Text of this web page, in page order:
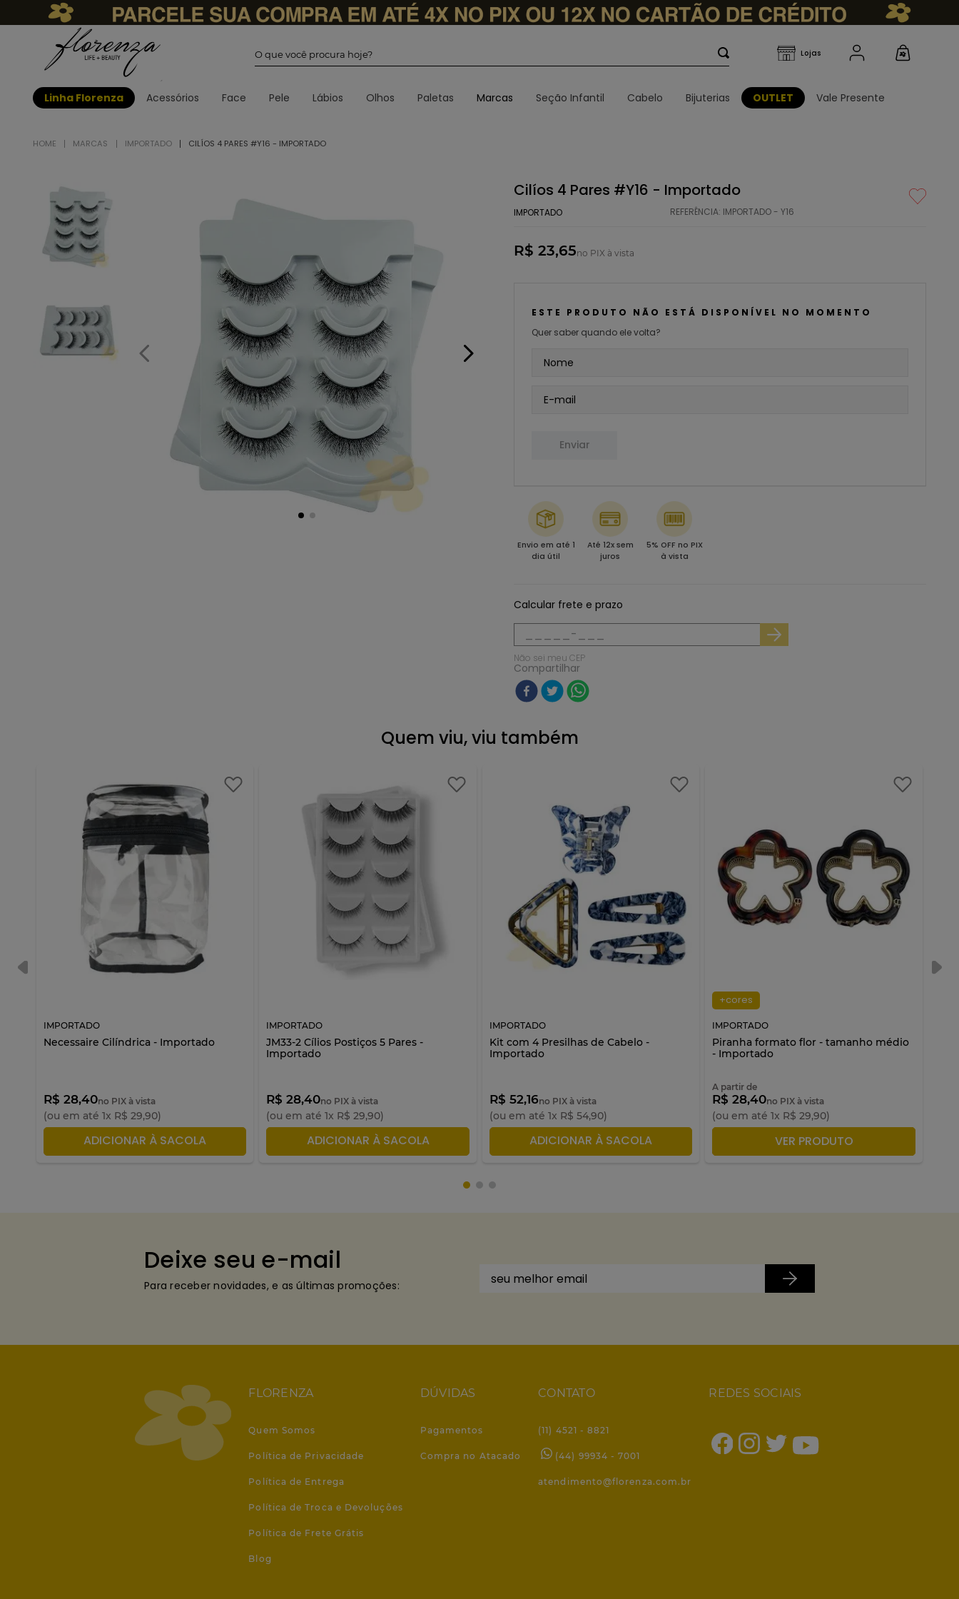
Linha Florenza Acessórios Face Pele Lábios Olhos Paletas Marcas Seção Infantil Cabelo Bijuterias OUTLET Vale Presente
MARCAS IMPORTADO CILÍOS 4 PARES #Y16 - IMPORTADO
Cilíos 4 Pares #Y16 - Importado
IMPORTADO REFERÊNCIA: IMPORTADO - Y16
R$ 23,65no PIX à vista
ESTE PRODUTO NÃO ESTÁ DISPONÍVEL NO MOMENTO
Quer saber quando ele volta?
Enviar
Envio em até 1
dia útil
Até 12x sem
juros
5% OFF no PIX
à vista
Calcular frete e prazo
Não sei meu CEP
Compartilhar
Quem viu, viu também
IMPORTADO
Necessaire Cilíndrica - Importado
R$ 28,40no PIX à vista
(ou em até 1x R$ 29,90)
ADICIONAR À SACOLA
IMPORTADO
JM33-2 Cílios Postiços 5 Pares -
Importado
R$ 28,40no PIX à vista
(ou em até1x R$ 29,90)
ADICIONAR À SACOLA
IMPORTADO
Kit com 4 Presilhas de Cabelo -
Importado
R$ 52,16no PIX à vista
(ou em até 1x R$ 54,90)
ADICIONAR À SACOLA
+cores
IMPORTADO
Piranha formato flor - tamanho médio
- Importado
A partir de
R$ 28,40no PIX à vista
(ou em até1x R$ 29,90)
ADICIONAR À SACOLA
VER PRODUTO
Deixe seu e-mail
Para receber novidades, e as últimas promoções:
FLORENZA
Quem Somos
Política de Privacidade
Política de Entrega
Política de Troca e Devoluções
Política de Frete Grátis
Blog
DÚVIDAS
Pagamentos
Compra no Atacado
CONTATO
(11) 4521 - 8821
(44) 99934 - 7001
atendimento@florenza.com.br
REDES SOCIAIS